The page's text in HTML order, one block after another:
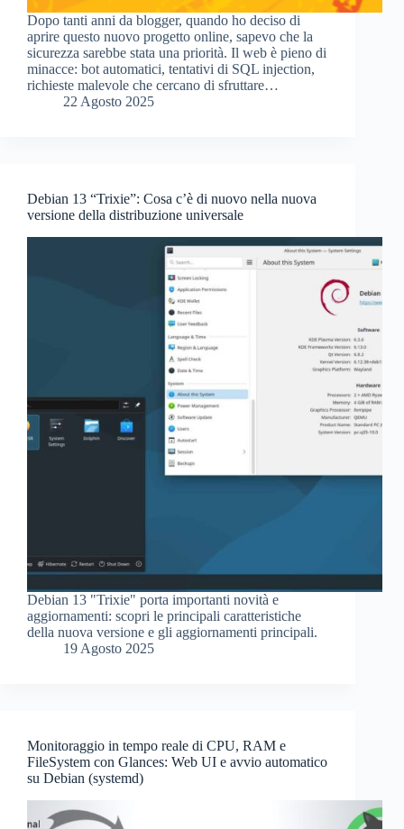
Dopo tanti anni da blogger, quando ho deciso di
aprire questo nuovo progetto online, sapevo che la
sicurezza sarebbe stata una priorità. Il web è pieno di
minacce: bot automatici, tentativi di SQL injection,
richieste malevole che cercano di sfruttare…
22 Agosto 2025
Debian 13 “Trixie”: Cosa c’è di nuovo nella nuova
versione della distribuzione universale
Debian 13 "Trixie" porta importanti novità e
aggiornamenti: scopri le principali caratteristiche
della nuova versione e gli aggiornamenti principali.
19 Agosto 2025
Monitoraggio in tempo reale di CPU, RAM e
FileSystem con Glances: Web UI e avvio automatico
su Debian (systemd)